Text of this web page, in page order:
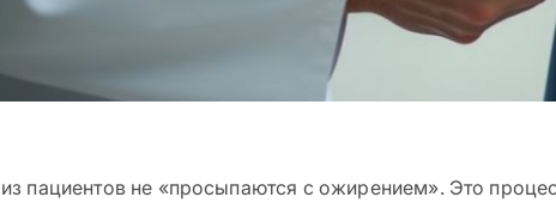
пациентов не «просыпаются с ожирением». Это